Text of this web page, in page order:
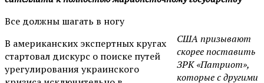
США призывают
скорее поставить
ЗРК «Патриот»,
которые с другими
Все должны шагать в ногу
В американских экспертных кругах
стартовал дискурс о поиске путей
урегулирования украинского